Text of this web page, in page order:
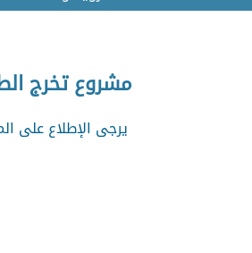
مشروع تخرج
يرجى الإطلاع على